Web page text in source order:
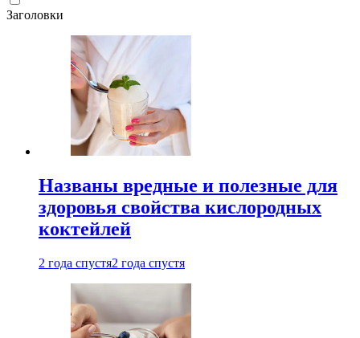
Заголовки
Названы вредные и полезные для
здоровья свойства кислородных
коктейлей
2 года спустя2 года спустя